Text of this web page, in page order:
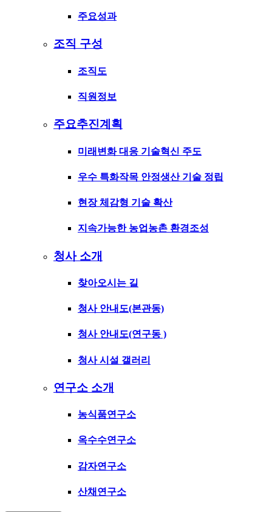
주요성과
조직 구성
조직도
직원정보
주요추진계획
미래변화 대응 기술혁신 주도
우수 특화작목 안정생산 기술 정립
현장 체감형 기술 확산
지속가능한 농업농촌 환경조성
청사 소개
찾아오시는 길
청사 안내도(본관동)
청사 안내도(연구동 )
청사 시설 갤러리
연구소 소개
농식품연구소
옥수수연구소
감자연구소
산채연구소